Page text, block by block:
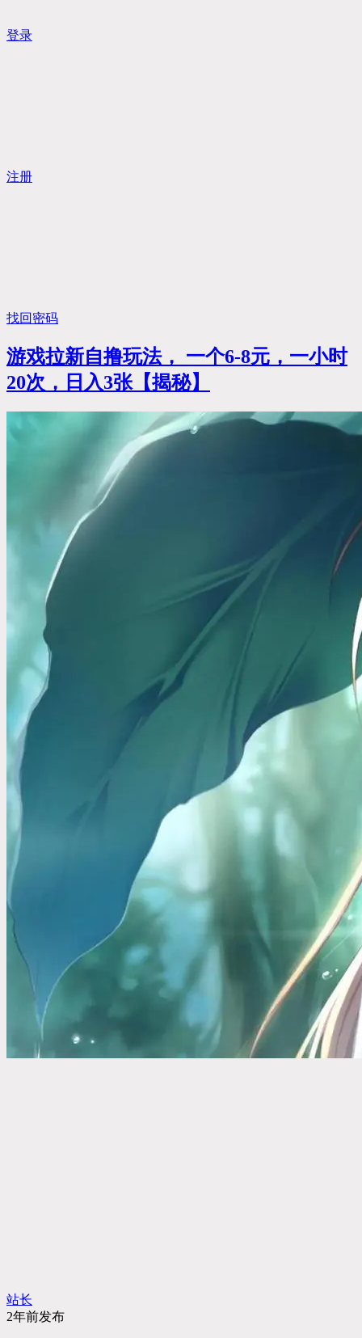
登录
注册
找回密码
游戏拉新自撸玩法， 一个6-8元，一小时
20次，日入3张【揭秘】
站长
2年前发布